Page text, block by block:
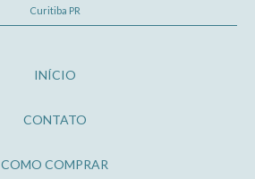
Curitiba PR
INÍCIO
CONTATO
COMO COMPRAR